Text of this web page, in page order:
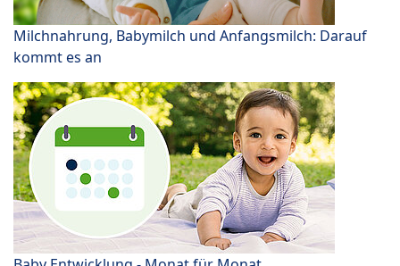
Milchnahrung, Babymilch und Anfangsmilch: Darauf
kommt es an